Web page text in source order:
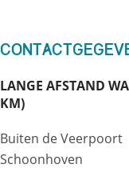
LANGE AFSTAND
KM)
Buiten de Veerpoort
Schoonhoven